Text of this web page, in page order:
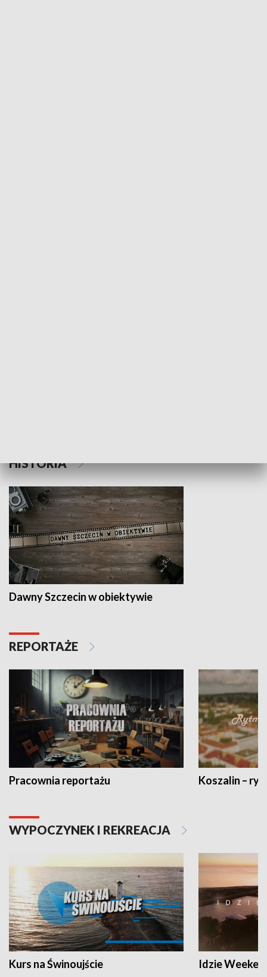
HISTORIA
Dawny Szczecin w obiektywie
REPORTAŻE
Pracownia reportażu Koszalin –
WYPOCZYNEK I REKREACJA
Kurs na Świnoujście Idzie